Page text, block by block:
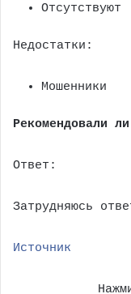
Отсутствуют
Недостатки:
Мошенники
Рекомендовали
Ответ:
Затрудняюсь
Источник